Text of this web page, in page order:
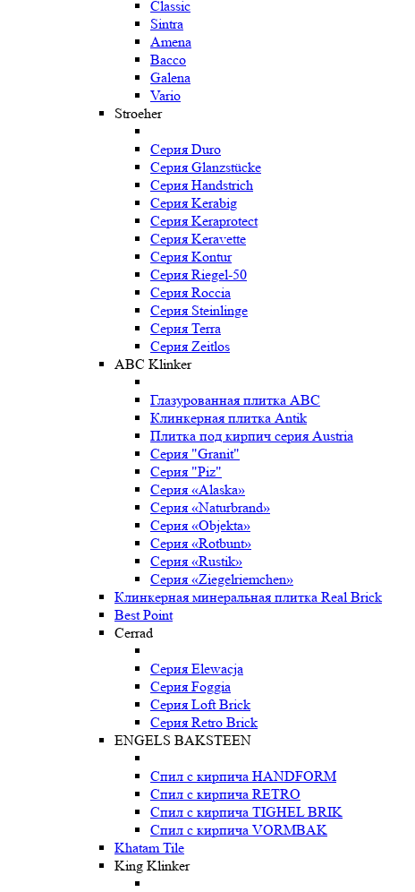
Classic
Sintra
Amena
Bacco
Galena
Vario
Stroeher
Серия Duro
Серия Glanzstücke
Серия Handstrich
Серия Kerabig
Серия Keraprotect
Серия Keravette
Серия Kontur
Серия Riegel-50
Серия Roccia
Серия Steinlinge
Серия Terra
Серия Zeitlos
ABC Klinker
Глазурованная плитка ABC
Клинкерная плитка Antik
Плитка под кирпич серия Austria
Серия "Granit"
Серия "Piz"
Серия «Alaska»
Серия «Naturbrand»
Серия «Objekta»
Серия «Rotbunt»
Серия «Rustik»
Серия «Ziegelriemchen»
Клинкерная минеральная плитка Real Brick
Best Point
Cerrad
Серия Elewacja
Серия Foggia
Серия Loft Brick
Серия Retro Brick
ENGELS BAKSTEEN
Спил с кирпича HANDFORM
Спил с кирпича RETRO
Спил с кирпича TIGHEL BRIK
Спил с кирпича VORMBAK
Khatam Tile
King Klinker